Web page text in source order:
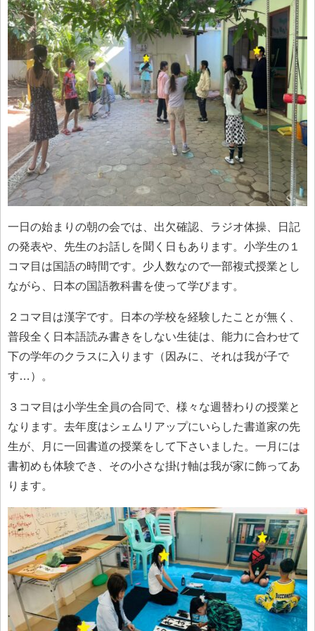
一日の始まりの朝の会では、出欠確認、ラジオ体操、日記
の発表や、先生のお話しを聞く日もあります。小学生の１
コマ目は国語の時間です。少人数なので一部複式授業とし
ながら、日本の国語教科書を使って学びます。
２コマ目は漢字です。日本の学校を経験したことが無く、
普段全く日本語読み書きをしない生徒は、能力に合わせて
下の学年のクラスに入ります（因みに、それは我が子で
す…）。
３コマ目は小学生全員の合同で、様々な週替わりの授業と
なります。去年度はシェムリアップにいらした書道家の先
生が、月に一回書道の授業をして下さいました。一月には
書初めも体験でき、その小さな掛け軸は我が家に飾ってあ
ります。